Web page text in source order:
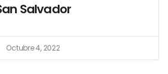
Salvador
Octubre 4, 2022